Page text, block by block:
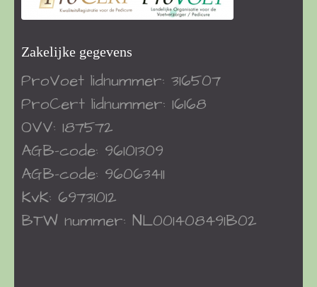
Zakelijke gegevens
ProVoet lidnummer: 316507
ProCert lidnummer: 16168
OVV: 187572
AGB-code: 96101309
AGB-code: 96063411
KvK: 69731012
BTW nummer: NL001408491B02